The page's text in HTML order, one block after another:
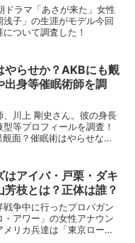
ドラマ「あさが来た」女性
浅子」の生涯がモデル今回
ついて調査した！
やらせか？AKBにも覿
出身等催眠術師を調
、川上 剛史さん。彼の身長
等プロフィールを調査！
面？催眠術はやらせなの
はアイバ・戸栗・ダキ
芳枝とは？正体は誰？
戦争中に行ったプロパガン
・アワー」の女性アナウン
メリカ兵達は「東京ロー